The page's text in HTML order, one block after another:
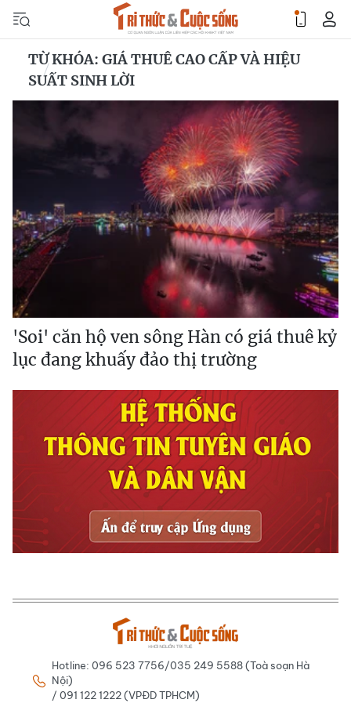
TỪ KHÓA: GIÁ THUÊ CAO CẤP VÀ HIỆU
SUẤT SINH LỜI
'Soi' căn hộ ven sông Hàn có giá thuê kỷ
lục đang khuấy đảo thị trường
Hotline: 096 523 7756/035 249 5588 (Toà soạn Hà
Nội)
/ 091 122 1222 (VPĐD TPHCM)